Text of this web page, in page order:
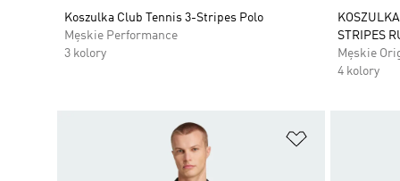
Koszulka Club Tennis 3-Stripes Polo
Męskie Performance
3 kolory
STRIPES
Męskie
4 kolory